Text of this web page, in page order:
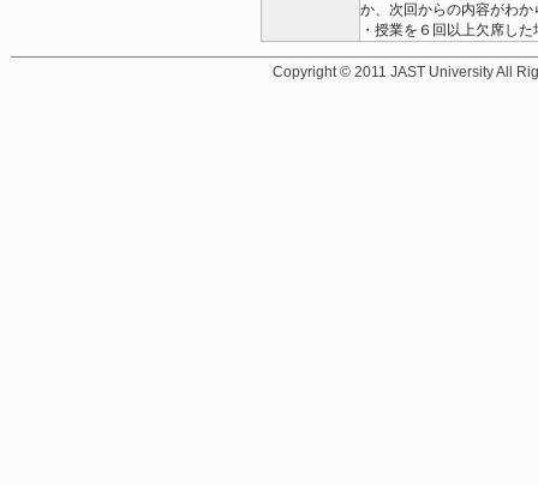
か、次回からの内容がわ
・授業を６回以上欠席し